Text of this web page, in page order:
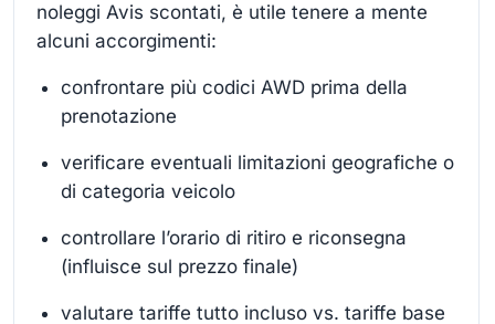
noleggi Avis scontati, è utile tenere a mente
alcuni accorgimenti:
confrontare più codici AWD prima della
prenotazione
verificare eventuali limitazioni geografiche o
di categoria veicolo
controllare l’orario di ritiro e riconsegna
(influisce sul prezzo finale)
valutare tariffe tutto incluso vs. tariffe base